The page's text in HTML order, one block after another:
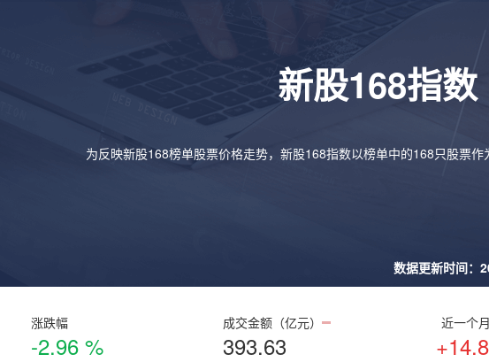
新股168指数
为反映新股168榜单股票价格走势，新股168指数以榜单中的168只股票作
数据更新时间：
涨跌幅
-2.96 %
成交金额（亿元）
393.63
近一个